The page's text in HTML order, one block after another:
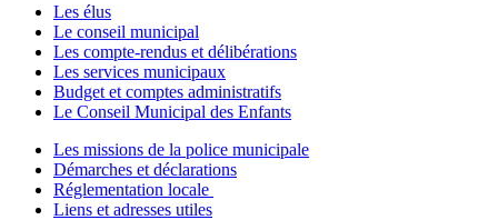
Les élus
Le conseil municipal
Les compte-rendus et délibérations
Les services municipaux
Budget et comptes administratifs
Le Conseil Municipal des Enfants
Les missions de la police municipale
Démarches et déclarations
Réglementation locale
Liens et adresses utiles